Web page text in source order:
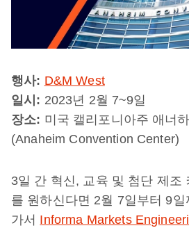
행사: D&M West
일시: 2023년 2월 7~9일
장소: 미국 캘리포니아주 애너
(Anaheim Convention Center)
3일 간 혁신, 교육 및 첨단 제조
를 원하신다면 2월 7일부터 9
가서 Informa Markets